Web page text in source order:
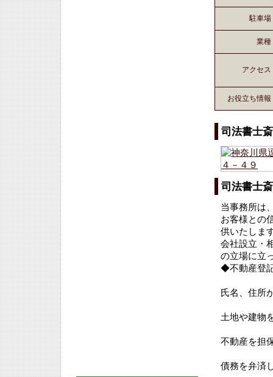
駐車場
業種
アクセス
お役立ち情報
司法書士
司法書士
当事務所は
お客様との
供いたしま
会社設立・
の立場に立
◆不動産登
氏名、住所
土地や建物
不動産を担
債務を弁済